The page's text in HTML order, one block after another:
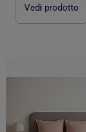
Vedi prodotto